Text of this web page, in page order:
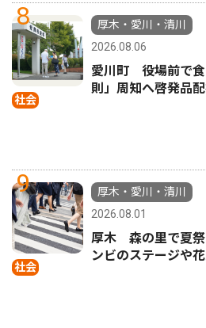
8
社会
厚木・愛川・清川
2026.08.06
愛川町 役場前で
則」周知へ啓発品
9
社会
厚木・愛川・清川
2026.08.01
厚木 森の里で夏
ンビのステージや